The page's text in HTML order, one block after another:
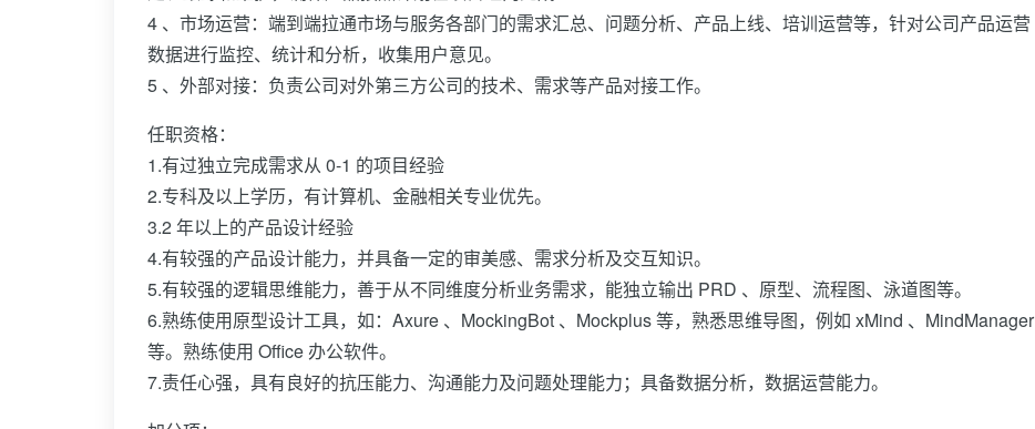
4 、市场运营：端到端拉通市场与服务各部门的需求汇总、问题分析、产品上线、培训运营等，针对公司产品运营
数据进行监控、统计和分析，收集用户意见。
5 、外部对接：负责公司对外第三方公司的技术、需求等产品对接工作。
任职资格：
1.有过独立完成需求从 0-1 的项目经验
2.专科及以上学历，有计算机、金融相关专业优先。
3.2 年以上的产品设计经验
4.有较强的产品设计能力，并具备一定的审美感、需求分析及交互知识。
5.有较强的逻辑思维能力，善于从不同维度分析业务需求，能独立输出 PRD 、原型、流程图、泳道图等。
6.熟练使用原型设计工具，如：Axure 、MockingBot 、Mockplus 等，熟悉思维导图，例如 xMind 、MindManager
等。熟练使用 Office 办公软件。
7.责任心强，具有良好的抗压能力、沟通能力及问题处理能力；具备数据分析，数据运营能力。